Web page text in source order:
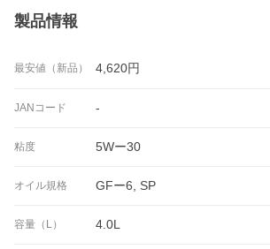
製品情報
最安値（新品） 4,620円
JANコード -
粘度 5Wー30
オイル規格 GFー6, SP
容量（L） 4.0L